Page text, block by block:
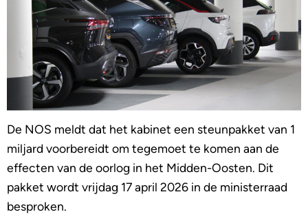
De NOS meldt dat het kabinet een steunpakket van 1
miljard voorbereidt om tegemoet te komen aan de
effecten van de oorlog in het Midden-Oosten. Dit
pakket wordt vrijdag 17 april 2026 in de ministerraad
besproken.